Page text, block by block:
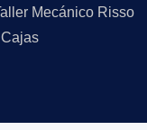
Mecánico Risso